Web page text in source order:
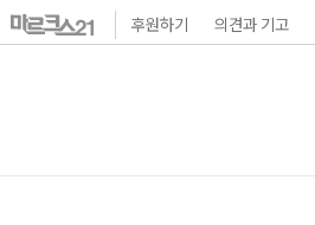
본
후원하기 의견과 기고